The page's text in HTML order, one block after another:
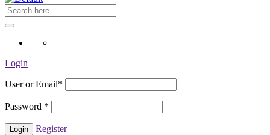
Login
User or Email*
Password *
Register